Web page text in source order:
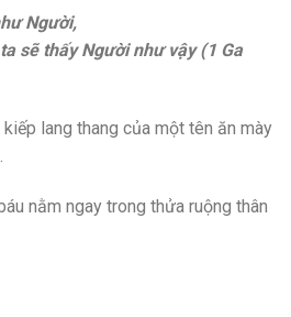
Người,
sẽ thấy Người như vậy (1 Ga
lang thang của một tên ăn mày
nằm ngay trong thửa ruộng thân